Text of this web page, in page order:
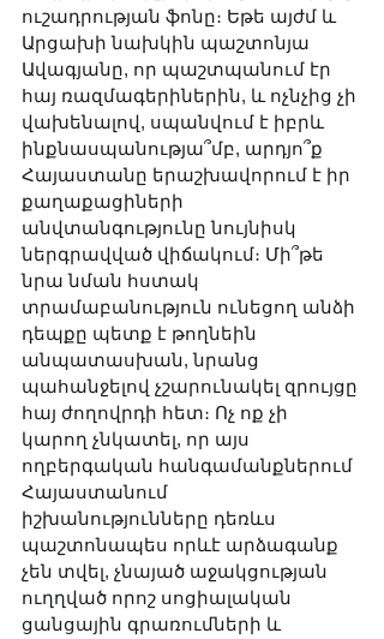
ուշադրության ֆոնը։ Եթե այժմ և
Արցախի նախկին պաշտոնյա
Ավագյանը, որ պաշտպանում էր
հայ ռազմագերիներին, և ոչնչից չի
վախենալով, սպանվում է իբրև
ինքնասպանությա՞մբ, արդյո՞ք
Հայաստանը երաշխավորում է իր
քաղաքացիների
անվտանգությունը նույնիսկ
ներգրավված վիճակում։ Մի՞թե
նրա նման հստակ
տրամաբանություն ունեցող անձի
դեպքը պետք է թողնեին
անպատասխան, նրանց
պահանջելով չշարունակել զրույցը
հայ ժողովրդի հետ։ Ոչ ոք չի
կարող չնկատել, որ այս
ողբերգական հանգամանքներում
Հայաստանում
իշխանությունները դեռևս
պաշտոնապես որևէ արձագանք
չեն տվել, չնայած աջակցության
ուղղված որոշ սոցիալական
ցանցային գրառումների և